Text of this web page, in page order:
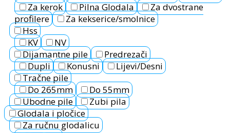
Za kerok
Pilna Glodala
Za dvostrane
profilere
Za kekserice/smolnice
Hss
KV
NV
Dijamantne pile
Predrezači
Dupli
Konusni
Lijevi/Desni
Tračne pile
Do 265mm
Do 55mm
Ubodne pile
Zubi pila
Glodala i pločice
Za ručnu glodalicu